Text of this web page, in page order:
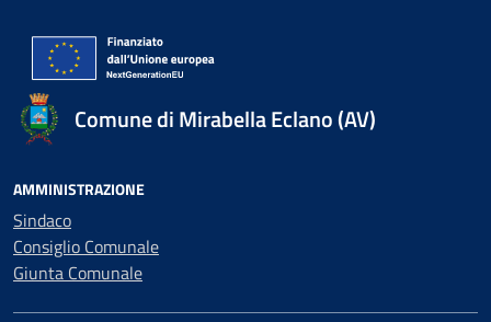
Comune di Mirabella Eclano (AV)
AMMINISTRAZIONE
Sindaco
Consiglio Comunale
Giunta Comunale